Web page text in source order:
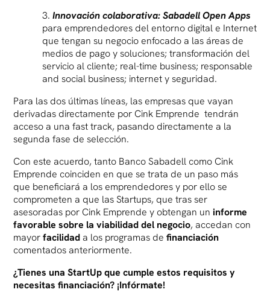
3. Innovación colaborativa: Sabadell Open Apps
para emprendedores del entorno digital e Internet
que tengan su negocio enfocado a las áreas de
medios de pago y soluciones; transformación del
servicio al cliente; real-time business; responsable
and social business; internet y seguridad.
Para las dos últimas líneas, las empresas que vayan
derivadas directamente por Cink Emprende tendrán
acceso a una fast track, pasando directamente a la
segunda fase de selección.
Con este acuerdo, tanto Banco Sabadell como Cink
Emprende coinciden en que se trata de un paso más
que beneficiará a los emprendedores y por ello se
comprometen a que las Startups, que tras ser
asesoradas por Cink Emprende y obtengan uninforme
favorable sobre la viabilidad del negocio, accedan con
mayorfacilidad a los programas definanciación
comentados anteriormente.
¿Tienes una StartUp que cumple estos requisitos y
necesitas financiación? ¡Infórmate!